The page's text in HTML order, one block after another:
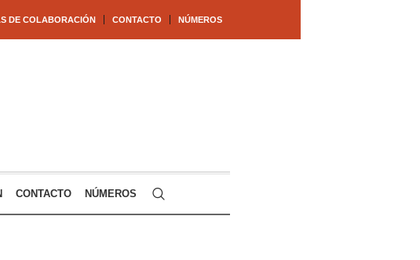
DE COLABORACIÓN CONTACTO NÚMEROS
CONTACTO NÚMEROS